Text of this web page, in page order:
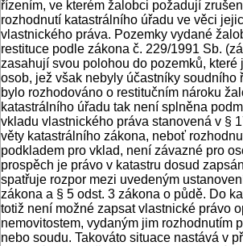
řízením, ve kterém žalobci požadují
rozhodnutí katastrálního úřadu ve věci
vlastnického práva. Pozemky vydané
restituce podle zákona č. 229/1991 Sb.
zasahují svou polohou do pozemků, které
osob, jež však nebyly účastníky soudního
bylo rozhodováno o restitučním nároku
katastrálního úřadu tak není splněna
vkladu vlastnického práva stanovená v §
věty katastrálního zákona, neboť
podkladem pro vklad, není závazné pro
prospěch je právo v katastru dosud
spatřuje rozpor mezi uvedeným
zákona a § 5 odst. 3 zákona o půdě. Do
totiž není možné zapsat vlastnické právo
nemovitostem, vydaným jim rozhodnutím
nebo soudu. Takováto situace nastává v